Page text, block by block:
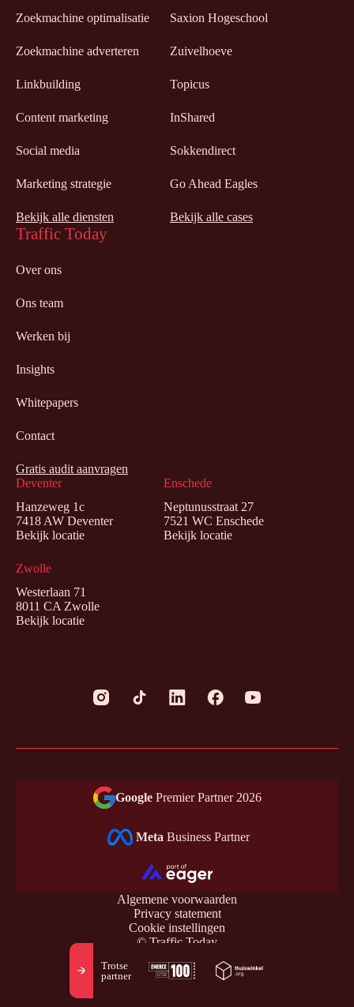
Trotse
partner
Deventer
Hanzeweg 1c
7418 AW Deventer
Bekijk locatie
Enschede
Neptunusstraat 27
7521 WC Enschede
Bekijk locatie
Zwolle
Westerlaan 71
8011 CA Zwolle
Bekijk locatie
Zoekmachine optimalisatie
Zoekmachine adverteren
Linkbuilding
Content marketing
Social media
Marketing strategie
Bekijk alle diensten
Saxion Hogeschool
Zuivelhoeve
Topicus
InShared
Sokkendirect
Go Ahead Eagles
Bekijk alle cases
Traffic Today
Over ons
Ons team
Werken bij
Insights
Whitepapers
Contact
Gratis audit aanvragen
Google Premier Partner 2026
Meta Business Partner
Algemene voorwaarden
Privacy statement
Cookie instellingen
© Traffic Today